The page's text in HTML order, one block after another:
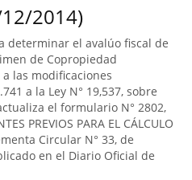
2014)
determinar el avalúo fiscal de
de Copropiedad
las modificaciones
a la Ley N° 19,537, sobre
el formulario N° 2802,
PREVIOS PARA EL CÁLCULO
Circular N° 33, de
en el Diario Oficial de